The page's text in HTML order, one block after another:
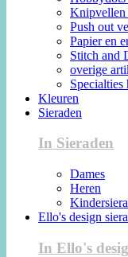
Knipvellen
Push out
Papier en
Stitch and
overige
Specialties
Kleuren
Sieraden
In Sieraden
Dames
Heren
Ello's design
In Ello's